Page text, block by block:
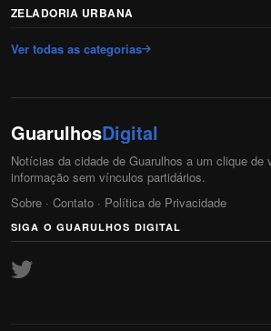
ZELADORIA URBANA
Ver todas as categorias
GuarulhosDigital
Notícias da cidade de Guarulhos a um clique de
informação sem vínculos partidários.
Sobre · Contato · Política de Privacidade
SIGA O GUARULHOS DIGITAL